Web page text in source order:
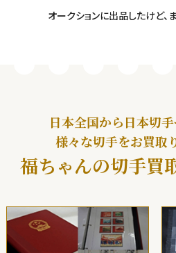
オークションに出品したけど、
日本全国から日本切
様々な切手をお買取
福ちゃんの切手買